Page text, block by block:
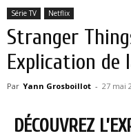
Série TV Netflix
Stranger
Explication de
Par Yann Grosboillot - 27 mai
DÉCOUVREZ